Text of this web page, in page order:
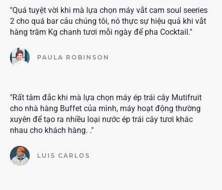
"Quá tuyệt vời khi mà lựa chọn máy vắt cam soul seeries
2 cho quá bar cảu chúng tôi, nó thực sự hiệu quả khi vắt
hàng trăm Kg chanh tươi mỗi ngày để pha Cocktail."
PAULA ROBINSON
"Rất tâm đắc khi mà lựa chọn máy ép trái cây Mutifruit
cho nhà hàng Buffet của mình, máy hoạt động thường
xuyên để tạo ra nhiều loại nước ép trái cây tươi khác
nhau cho khách hàng. ."
LUIS CARLOS